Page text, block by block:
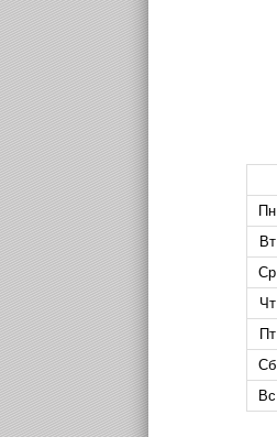
Пн
Вт
Ср
Чт
Пт
Сб
Вс